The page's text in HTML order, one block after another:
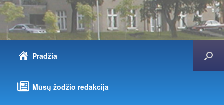
Pradžia
Mūsų žodžio redakcija